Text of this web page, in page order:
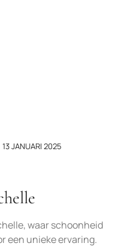
13 JANUARI 2025
waar schoonheid
een unieke ervaring.